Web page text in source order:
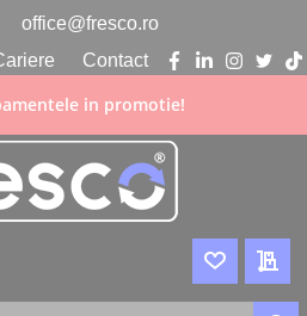
office@fresco.ro
Contact
facebook
linkedin
in promotie!
WISHLIST